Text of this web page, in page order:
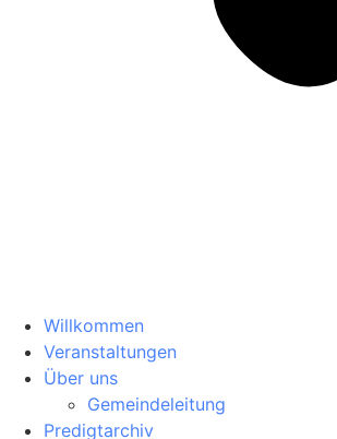
Willkommen
Veranstaltungen
Über uns
Gemeindeleitung
Predigtarchiv